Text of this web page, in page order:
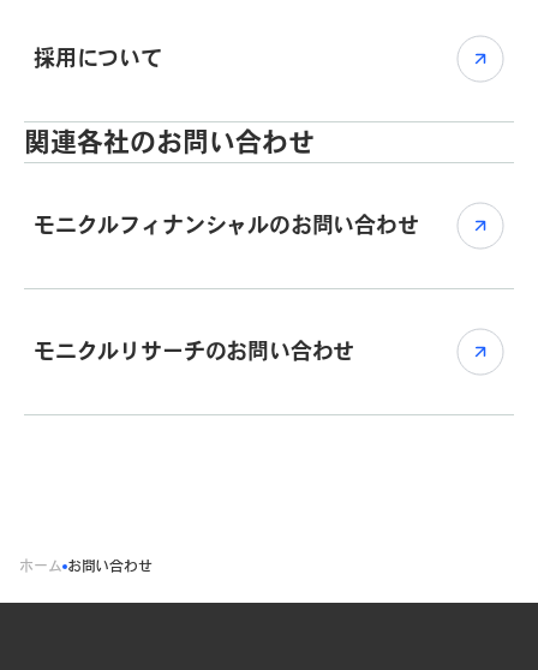
採用について
関連各社のお問い合わせ
モニクルフィナンシャルのお問い合わせ
モニクルリサーチのお問い合わせ
ホーム お問い合わせ